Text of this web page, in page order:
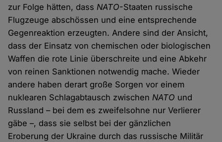
zur Folge hätten, dassNATO-Staaten russische
Flugzeuge abschössen und eine entsprechende
Gegenreaktion erzeugten. Andere sind der Ansicht,
dass der Einsatz von chemischen oder biologischen
Waffen die rote Linie überschreite und eine Abkehr
von reinen Sanktionen notwendig mache. Wieder
andere haben derart große Sorgen vor einem
nuklearen Schlagabtausch zwischenNATO und
Russland – bei dem es zweifelsohne nur Verlierer
gäbe –, dass sie selbst bei der gänzlichen
Eroberung der Ukraine durch das russische Militär